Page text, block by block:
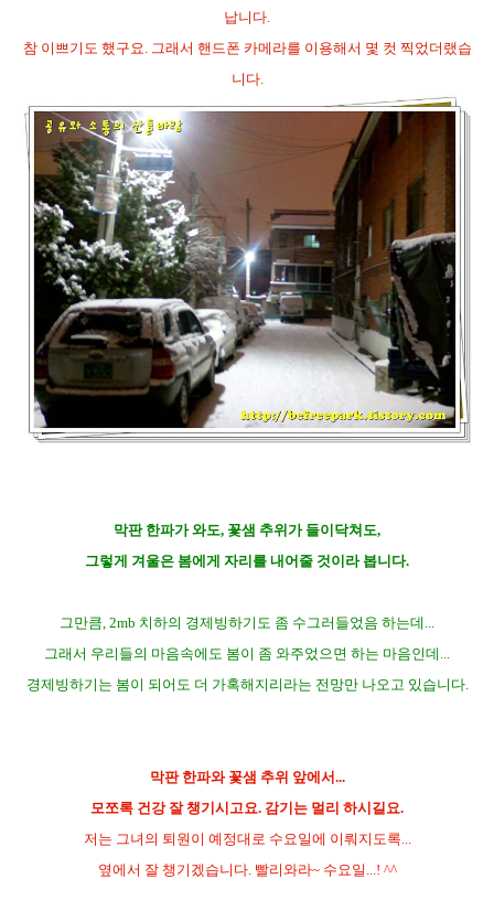
납니다.
참 이쁘기도 했구요. 그래서 핸드폰 카메라를 이용해서 몇 컷 찍었더랬습
니다.
막판 한파가 와도, 꽃샘 추위가 들이닥쳐도,
그렇게 겨울은 봄에게 자리를 내어줄 것이라 봅니다.
그만큼, 2mb 치하의 경제빙하기도 좀 수그러들었음 하는데...
그래서 우리들의 마음속에도 봄이 좀 와주었으면 하는 마음인데...
경제빙하기는 봄이 되어도 더 가혹해지리라는 전망만 나오고 있습니다.
막판 한파와 꽃샘 추위 앞에서...
모쪼록 건강 잘 챙기시고요. 감기는 멀리 하시길요.
저는 그녀의 퇴원이 예정대로 수요일에 이뤄지도록...
옆에서 잘 챙기겠습니다. 빨리와라~ 수요일...! ^^